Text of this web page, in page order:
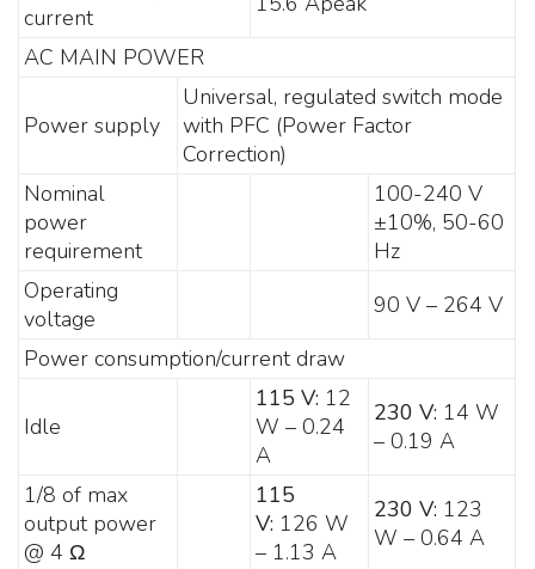
current
AC MAIN POWER
Power supply
Universal, regulated switch mode
with PFC (Power Factor
Correction)
Nominal
power
requirement
100-240 V
±10%, 50-60
Hz
Operating
voltage
90 V – 264 V
Power consumption/current draw
Idle
115 V: 12
W – 0.24
A
230 V: 14 W
– 0.19 A
1/8 of max
output power
@ 4 Ω
115
V: 126 W
– 1.13 A
230 V: 123
W – 0.64 A